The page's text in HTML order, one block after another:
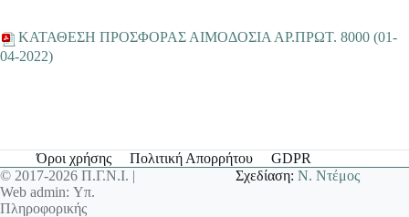
ΚΑΤΑΘΕΣΗ ΠΡΟΣΦΟΡΑΣ ΑΙΜΟΔΟΣΙΑ ΑΡ.ΠΡΩΤ. 8000 (01-
04-2022)
Όροι χρήσης Πολιτική Απορρήτου
GDPR
© 2017-2026 Π.Γ.Ν.Ι. |
Web admin: Υπ.
Πληροφορικής
Σχεδίαση:Ν. Ντέμος